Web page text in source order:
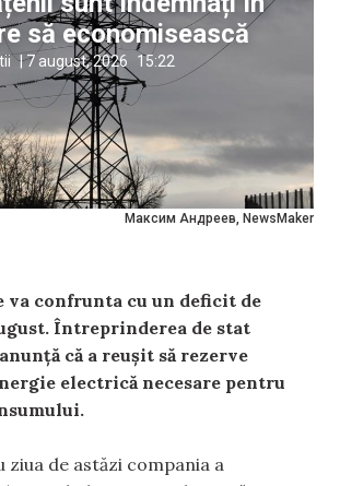
Максим Андреев, NewsMaker
să economisească
|7 august, 2026 15:22
va confrunta cu un deficit de
Întreprinderea de stat
că a reușit să rezerve
electrică necesare pentru
de astăzi compania a